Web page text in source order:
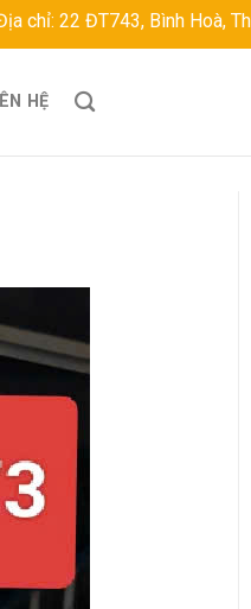
Bình Hoà, Thuận An,
HỆ